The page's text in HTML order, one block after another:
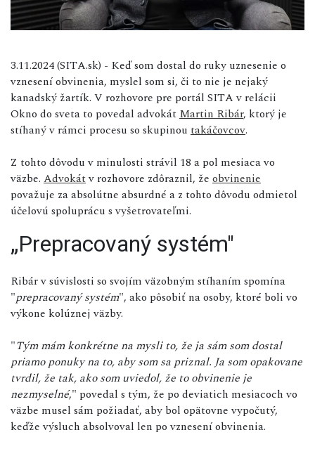
3.11.2024 (SITA.sk) - Keď som dostal do ruky uznesenie o
vznesení obvinenia, myslel som si, či to nie je nejaký
kanadský žartík. V rozhovore pre portál SITA v relácii
Okno do sveta to povedal advokát Martin Ribár, ktorý je
stíhaný v rámci procesu so skupinou takáčovcov.
Z tohto dôvodu v minulosti strávil 18 a pol mesiaca vo
väzbe. Advokátv rozhovore zdôraznil, že obvinenie
považuje za absolútne absurdné a z tohto dôvodu odmietol
účelovú spoluprácu s vyšetrovateľmi.
„Prepracovaný systém"
Ribár v súvislosti so svojím väzobným stíhaním spomína
"prepracovaný systém", ako pôsobiť na osoby, ktoré boli vo
výkone kolúznej väzby.
"Tým mám konkrétne na mysli to, že ja sám som dostal
priamo ponuky na to, aby som sa priznal. Ja som opakovane
tvrdil, že tak, ako som uviedol, že to obvinenie je
nezmyselné," povedal s tým, že po deviatich mesiacoch vo
väzbe musel sám požiadať, aby bol opätovne vypočutý,
keďže výsluch absolvoval len po vznesení obvinenia.